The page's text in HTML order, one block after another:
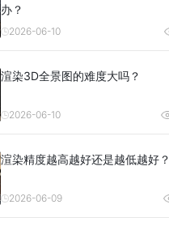
办？
2026-06-10
渲染3D全景图的难度大吗？
2026-06-10
渲染精度越高越好还是越低越好？
2026-06-09